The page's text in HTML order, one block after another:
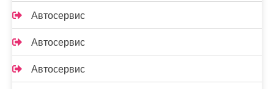
Автосервис
Автосервис
Автосервис